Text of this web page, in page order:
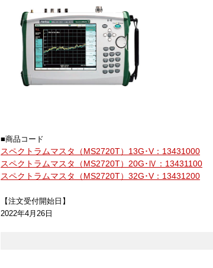
■商品コード
スペクトラムマスタ（MS2720T）13G･V：13431000
スペクトラムマスタ（MS2720T）20G･Ⅳ：13431100
スペクトラムマスタ（MS2720T）32G･V：13431200
【注文受付開始日】
2022年4月26日